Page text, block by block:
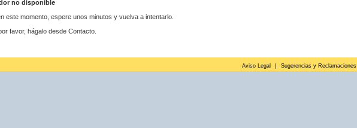
no disponible
este momento, espere unos minutos y vuelva a intentarlo.
favor, hágalo desde Contacto.
Aviso Legal Sugerencias y Reclamaciones